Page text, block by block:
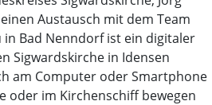
Austausch mit dem Team
Bad Nenndorf ist ein digitaler
Sigwardskirche in Idensen
am Computer oder Smartphone
oder im Kirchenschiff bewegen